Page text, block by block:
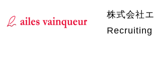
株式会社
Recruiting